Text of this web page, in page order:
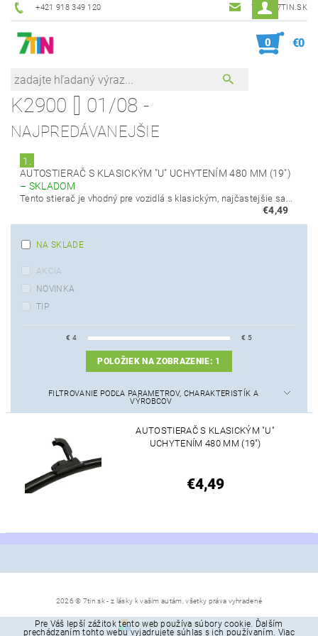
+421 918 349 120 7TIN@7TIN.SK
0 €0
K2900 [] 01/08 -
NAJPREDÁVANEJŠIE
1.
AUTOSTIERAČ S KLASICKÝM "U" UCHYTENÍM 480 MM (19")
– SKLADOM
Tento stierač je vhodný pre vozidlá s klasickým, najčastejšie sa...
€4,49
NA SKLADE
AKCIA
NOVINKA
TIP
€ 4 € 5
POLOŽIEK NA ZOBRAZENIE: 1
FILTROVANIE PODĽA PARAMETROV, CHARAKTERISTÍK A
VÝROBCOV
AUTOSTIERAČ S KLASICKÝM "U"
UCHYTENÍM 480 MM (19")
€4,49
2026 © 7tin.sk - z lásky k vašim autám, všetky práva vyhradené
Vytvoril Shoptet
Pre Váš lepší zážitok tento web používa súbory cookie. Ďalším
prechádzaním tohto webu vyjadrujete súhlas s ich používaním. Viac